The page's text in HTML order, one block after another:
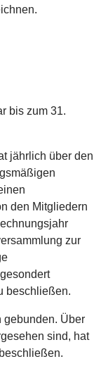
bis zum 31.
jährlich über den
den Mitgliedern
zur
beschließen.
gebunden. Über
sind, hat